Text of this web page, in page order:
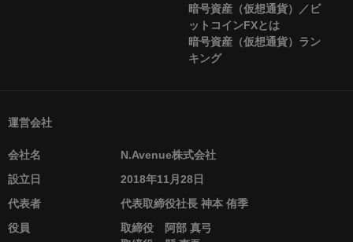
暗号資産（仮想通貨）／ビ
ットコインFXとは
暗号資産（仮想通貨）ラン
キング
運営会社
会社名
N.Avenue株式会社
設立日
2018年11月28日
代表者
代表取締役社長 神本 侑季
役員
取締役 阿部 真弓